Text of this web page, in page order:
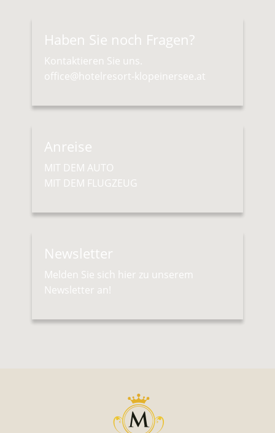
Haben Sie noch Fragen?
Kontaktieren Sie uns.
office@hotelresort-klopeinersee.at
Anreise
MIT DEM AUTO
MIT DEM FLUGZEUG
Newsletter
Melden Sie sich hier zu unserem
Newsletter an!